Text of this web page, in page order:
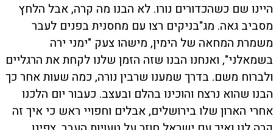
היינו שם כשהכדורים נורו. לא הבנו מה קרה, אבל הלחץ
מסביב גאה. מג"בניקים רצו עם מחסנית בפנים לעבר
משמרת המחאה של הימין, מישהו צעק "ימני ירה
בשמאלני", ואנחנו הבנו שזה הזמן שלנו לקחת את הרגליים
ולברוח משם. בדרך שמענו שרבין נורה, כמה שעות אחר כך
הבנו שהוא נרצח והוכינו בהלם ובעצב. כעבור יום הלכנו
אחרי הארון שלו בירושלים, אבלים וחפויי ראש כי איך זה